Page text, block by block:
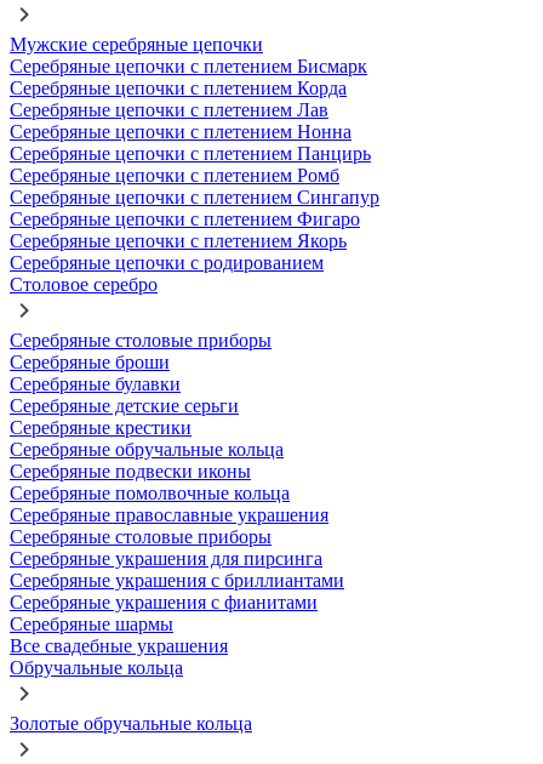
Мужские серебряные цепочки
Серебряные цепочки с плетением Бисмарк
Серебряные цепочки с плетением Корда
Серебряные цепочки с плетением Лав
Серебряные цепочки с плетением Нонна
Серебряные цепочки с плетением Панцирь
Серебряные цепочки с плетением Ромб
Серебряные цепочки с плетением Сингапур
Серебряные цепочки с плетением Фигаро
Серебряные цепочки с плетением Якорь
Серебряные цепочки с родированием
Столовое серебро
Серебряные столовые приборы
Серебряные броши
Серебряные булавки
Серебряные детские серьги
Серебряные крестики
Серебряные обручальные кольца
Серебряные подвески иконы
Серебряные помолвочные кольца
Серебряные православные украшения
Серебряные столовые приборы
Серебряные украшения для пирсинга
Серебряные украшения с бриллиантами
Серебряные украшения с фианитами
Серебряные шармы
Все свадебные украшения
Обручальные кольца
Золотые обручальные кольца